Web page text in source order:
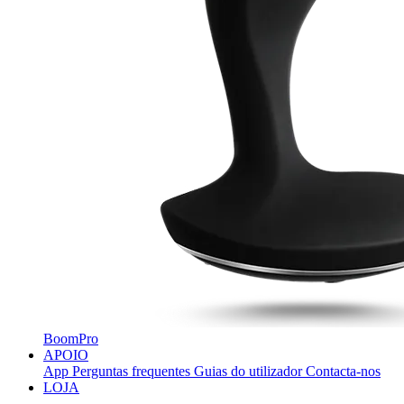
BoomPro
APOIO
App Perguntas frequentes Guias do utilizador Contacta-nos
LOJA